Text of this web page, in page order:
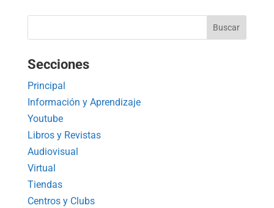
Secciones
Principal
Información y Aprendizaje
Youtube
Libros y Revistas
Audiovisual
Virtual
Tiendas
Centros y Clubs